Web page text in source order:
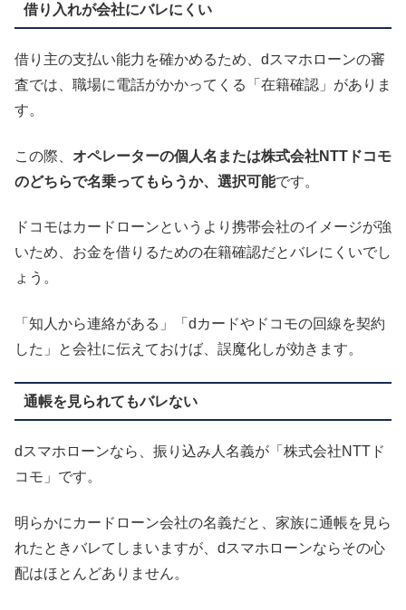
借り入れが会社にバレにくい
借り主の支払い能力を確かめるため、dスマホローンの審
査では、職場に電話がかかってくる「在籍確認」がありま
す。
この際、 オペレーターの個人名または株式会社NTTドコモ
のどちらで名乗ってもらうか、選択可能です。
ドコモはカードローンというより携帯会社のイメージが強
いため、お金を借りるための在籍確認だとバレにくいでし
ょう。
「知人から連絡がある」「dカードやドコモの回線を契約
した」と会社に伝えておけば、誤魔化しが効きます。
通帳を見られてもバレない
dスマホローンなら、振り込み人名義が「株式会社NTTド
コモ」です。
明らかにカードローン会社の名義だと、家族に通帳を見ら
れたときバレてしまいますが、dスマホローンならその心
配はほとんどありません。